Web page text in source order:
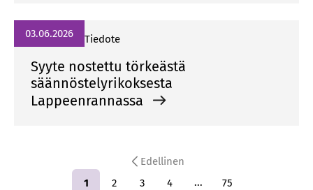
03.06.2026 Tiedote
Syyte nostettu törkeästä
säännöstelyrikoksesta
Lappeenrannassa
Edellinen
1
2 3 4 ...
75